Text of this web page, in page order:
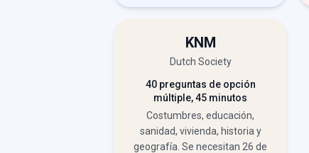
KNM
Dutch Society
40 preguntas de opción
múltiple, 45 minutos
Costumbres, educación,
sanidad, vivienda, historia y
geografía. Se necesitan 26 de